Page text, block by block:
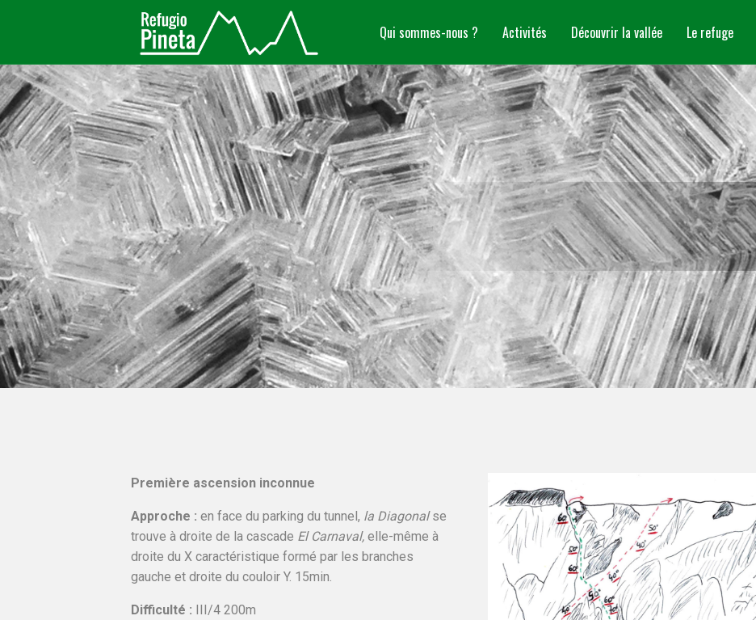
Qui sommes-nous ? Activités Découvrir la vallée Le refuge
Première ascension inconnue
Approche : en face du parking du tunnel, la Diagonalse
trouve à droite de la cascade El Carnaval, elle-même à
droite du X caractéristique formé par les branches
gauche et droite du couloir Y. 15min.
Difficulté : III/4 200m